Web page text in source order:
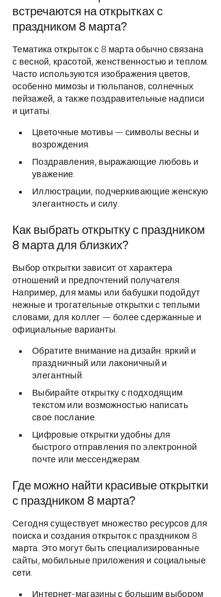
встречаются на открытках с
праздником 8 марта?
Тематика открыток с 8 марта обычно связана
с весной, красотой, женственностью и теплом.
Часто используются изображения цветов,
особенно мимозы и тюльпанов, солнечных
пейзажей, а также поздравительные надписи
и цитаты.
Цветочные мотивы — символы весны и
возрождения.
Поздравления, выражающие любовь и
уважение.
Иллюстрации, подчеркивающие женскую
элегантность и силу.
Как выбрать открытку с праздником
8 марта для близких?
Выбор открытки зависит от характера
отношений и предпочтений получателя.
Например, для мамы или бабушки подойдут
нежные и трогательные открытки с теплыми
словами, для коллег — более сдержанные и
официальные варианты.
Обратите внимание на дизайн: яркий и
праздничный или лаконичный и
элегантный.
Выбирайте открытку с подходящим
текстом или возможностью написать
свое послание.
Цифровые открытки удобны для
быстрого отправления по электронной
почте или мессенджерам.
Где можно найти красивые открытки
с праздником 8 марта?
Сегодня существует множество ресурсов для
поиска и создания открыток с праздником 8
марта. Это могут быть специализированные
сайты, мобильные приложения и социальные
сети.
Интернет-магазины с большим выбором